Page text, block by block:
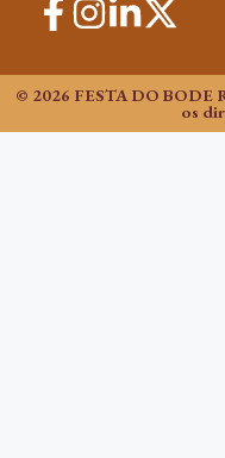
© 2026 FESTA DO BODE
os